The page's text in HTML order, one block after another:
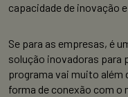
capacidade de inovação
Se para as empresas, é
solução inovadoras para
programa vai muito além
forma de conexão com o